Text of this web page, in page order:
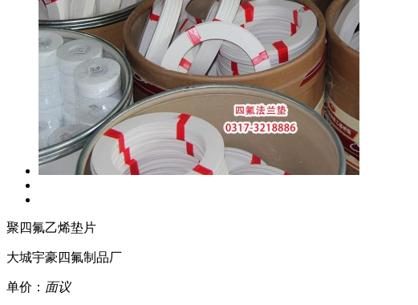
聚四氟乙烯垫片
大城宇豪四氟制品厂
单价： 面议